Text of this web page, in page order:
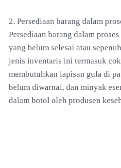
2. Persediaan barang dalam
Persediaan barang dalam
yang belum selesai atau
jenis inventaris ini termasuk
membutuhkan lapisan gula di
belum diwarnai, dan minyak
dalam botol oleh produsen